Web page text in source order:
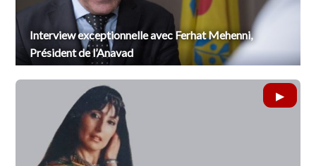
Interview exceptionnelle avec Ferhat Mehenni,
Président de l’Anavad